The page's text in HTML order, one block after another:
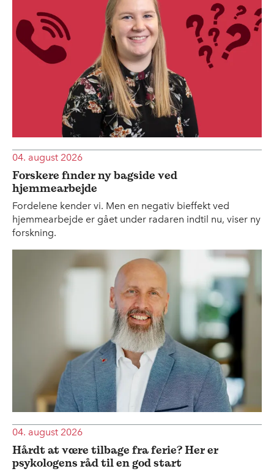
04. august 2026
Forskere finder ny bagside ved
hjemmearbejde
Fordelene kender vi. Men en negativ bieffekt ved
hjemmearbejde er gået under radaren indtil nu, viser ny
forskning.
04. august 2026
Hårdt at være tilbage fra ferie? Her er
psykologens råd til en god start